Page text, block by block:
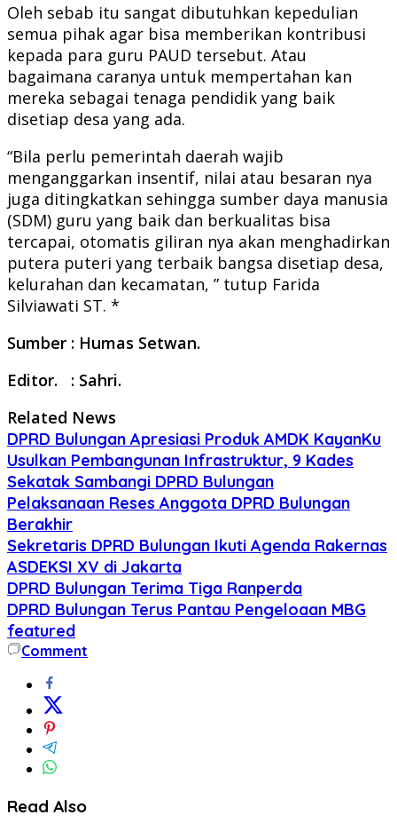
Oleh sebab itu sangat dibutuhkan kepedulian
semua pihak agar bisa memberikan kontribusi
kepada para guru PAUD tersebut. Atau
bagaimana caranya untuk mempertahan kan
mereka sebagai tenaga pendidik yang baik
disetiap desa yang ada.
“Bila perlu pemerintah daerah wajib
menganggarkan insentif, nilai atau besaran nya
juga ditingkatkan sehingga sumber daya manusia
(SDM) guru yang baik dan berkualitas bisa
tercapai, otomatis giliran nya akan menghadirkan
putera puteri yang terbaik bangsa disetiap desa,
kelurahan dan kecamatan, ” tutup Farida
Silviawati ST. *
Sumber : Humas Setwan.
Editor. : Sahri.
Related News
DPRD Bulungan Apresiasi Produk AMDK KayanKu
Usulkan Pembangunan Infrastruktur, 9 Kades
Sekatak Sambangi DPRD Bulungan
Pelaksanaan Reses Anggota DPRD Bulungan
Berakhir
Sekretaris DPRD Bulungan Ikuti Agenda Rakernas
ASDEKSI XV di Jakarta
DPRD Bulungan Terima Tiga Ranperda
DPRD Bulungan Terus Pantau Pengeloaan MBG
featured
Comment
Read Also